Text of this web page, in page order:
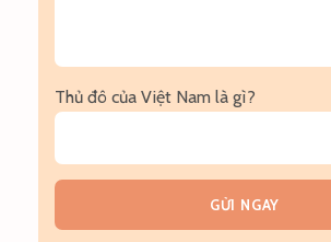
Thủ đô của Việt Nam là gì?